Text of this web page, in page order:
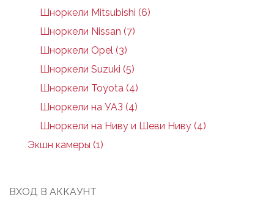
Шноркели Mitsubishi (6)
Шноркели Nissan (7)
Шноркели Opel (3)
Шноркели Suzuki (5)
Шноркели Toyota (4)
Шноркели на УАЗ (4)
Шноркели на Ниву и Шеви Ниву (4)
Экшн камеры (1)
ВХОД В АККАУНТ